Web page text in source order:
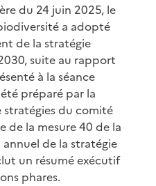
du 24 juin 2025, le
a adopté
de la stratégie
suite au rapport
à la séance
préparé par la
stratégies du comité
de la mesure 40 de la
de la stratégie
un résumé exécutif
phares.